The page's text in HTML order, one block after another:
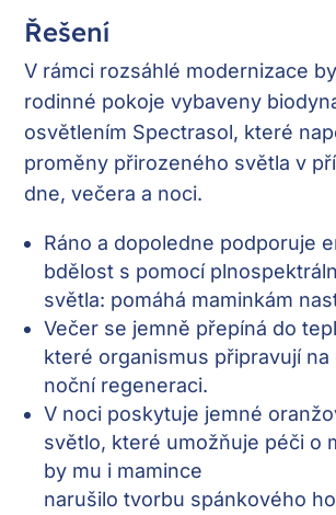
Řešení
V rámci rozsáhlé modernizace
rodinné pokoje vybaveny
osvětlením Spectrasol, které
proměny přirozeného světla v
dne, večera a noci.
Ráno a dopoledne podporuje
bdělost s pomocí
světla: pomáhá maminkám
Večer se jemně přepíná do
které organismus připravují na
noční regeneraci.
V noci poskytuje jemné
světlo, které umožňuje péči o
by mu i mamince
narušilo tvorbu spánkového